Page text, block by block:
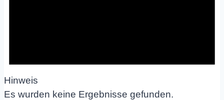
Hinweis
Es wurden keine Ergebnisse gefunden.